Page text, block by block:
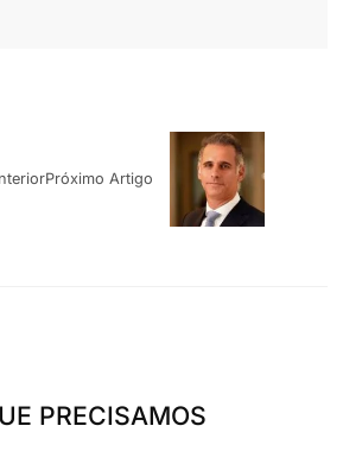
Próximo Artigo
PRECISAMOS